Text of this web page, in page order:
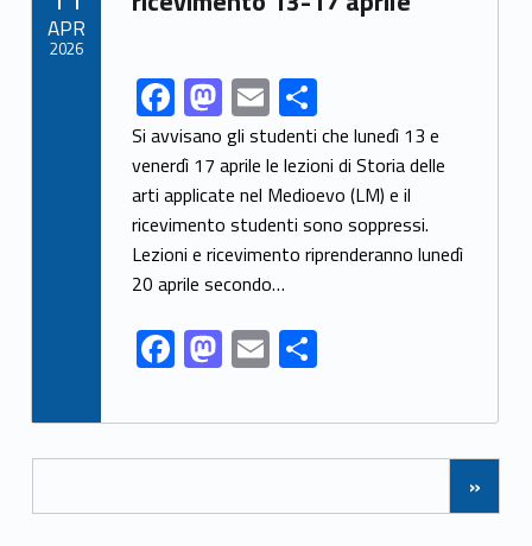
k
Link identifier share facebook archive #share-link-archive-1024F
ac
e
b
o
o
k
M
as
to
d
o
n
E
m
ai
l
S
h
ar
e
Si avvisano gli studenti che lunedì 13 e
venerdì 17 aprile le lezioni di Storia delle
arti applicate nel Medioevo (LM) e il
ricevimento studenti sono soppressi.
Lezioni e ricevimento riprenderanno lunedì
20 aprile secondo…
F
ac
e
b
o
M
as
to
d
o
E
m
ai
l
S
h
ar
e
APR
2026
Posts Navigation
»